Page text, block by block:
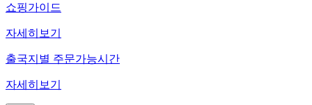
쇼핑가이드
자세히보기
출국지별 주문가능시간
자세히보기